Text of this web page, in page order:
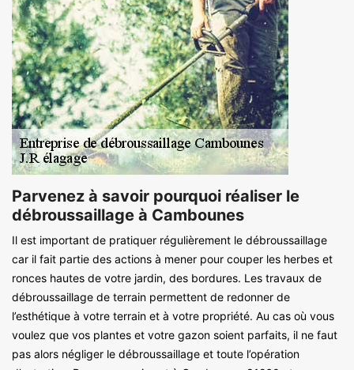
Parvenez à savoir pourquoi réaliser le
débroussaillage à Cambounes
Il est important de pratiquer régulièrement le débroussaillage
car il fait partie des actions à mener pour couper les herbes et
ronces hautes de votre jardin, des bordures. Les travaux de
débroussaillage de terrain permettent de redonner de
l’esthétique à votre terrain et à votre propriété. Au cas où vous
voulez que vos plantes et votre gazon soient parfaits, il ne faut
pas alors négliger le débroussaillage et toute l’opération